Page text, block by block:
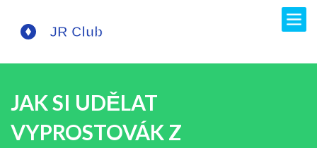
JAK SI UDĚLAT
VYPROSTOVÁK Z